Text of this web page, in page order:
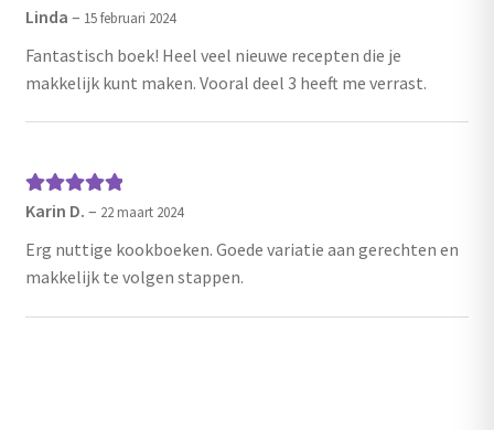
Gewaardeerd
Linda – 15 februari 2024
Fantastisch boek! Heel veel nieuwe recepten die je
makkelijk kunt maken. Vooral deel 3 heeft me verrast.
Gewaardeerd
Karin D. – 22 maart 2024
Erg nuttige kookboeken. Goede variatie aan gerechten en
makkelijk te volgen stappen.